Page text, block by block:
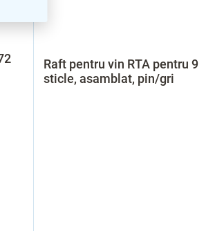
Raft pentru vin RTA pentru 9
sticle, asamblat, pin/gri